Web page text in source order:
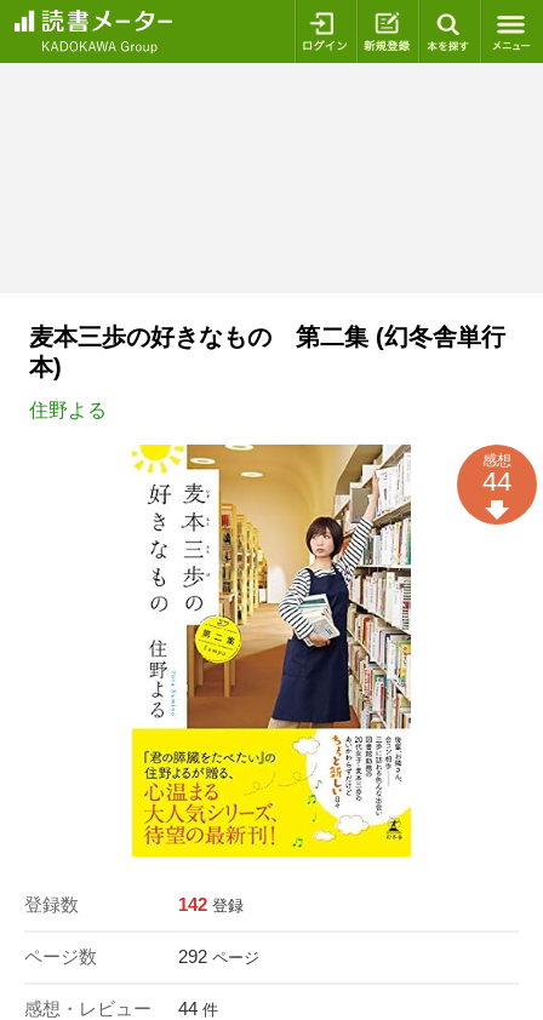
ログイン 新規登録
麦本三歩の好きなもの 第二集 (幻冬舎単行
本)
住野よる
登録数 142 登録
ページ数 292 ページ
感想・レビュー 44 件
感想
44